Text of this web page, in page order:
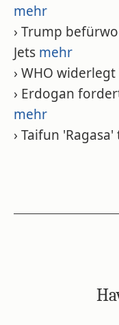
mehr
› Trump
Jets mehr
› WHO
› Erdogan
mehr
› Taifun